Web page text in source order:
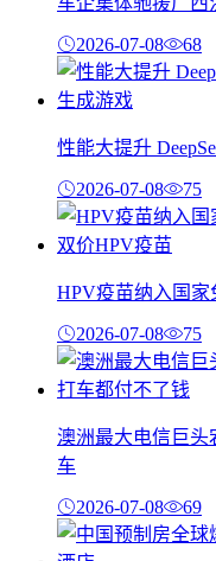
2026-07-08 68
性能大提升
2026-07-08 75
HPV疫苗纳入国家
2026-07-08 75
澳洲最大电信巨头
车
2026-07-08 69